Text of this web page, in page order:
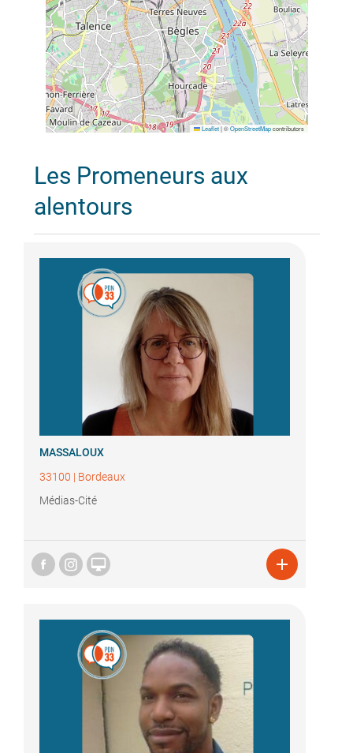
Leaflet |©OpenStreetMapcontributors
Les Promeneurs aux
alentours
MASSALOUX
33100 | Bordeaux
Médias-Cité
 